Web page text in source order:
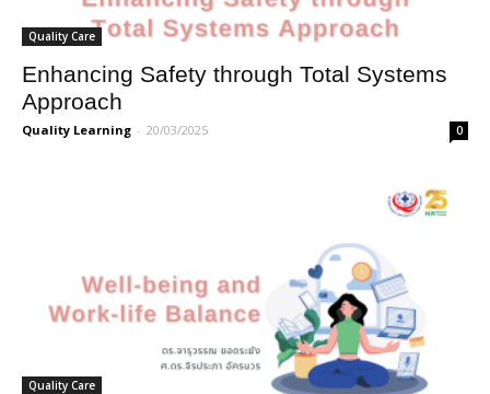
Quality Care
Enhancing Safety through Total Systems
Approach
Quality Learning - 20/03/2025 0
Quality Care